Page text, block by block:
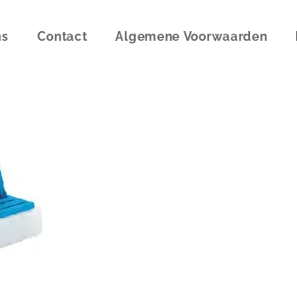
Contact Algemene Voorwaarden